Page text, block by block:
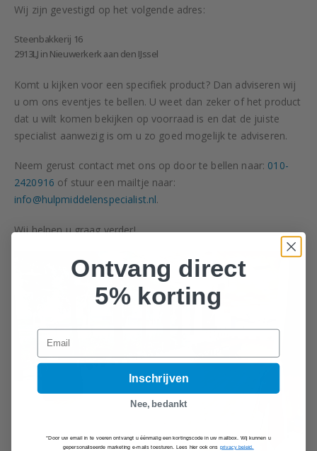
Wij zijn gevestigd op het volgende adres:
Steenbakkerij 16
2913LJ in Nieuwerkerk aan den IJssel
Komt u kijken voor een specifiek product? Dan adviseren wij
u om ons eventjes te bellen. U weet dan zeker of het product
dat u wilt komen bekijken op voorraad is en dat de juiste
specialist aanwezig is om u zo goed mogelijk te adviseren.
Neem gerust contact met ons op door te bellen naar: 010-
2420916 of stuur een mailtje naar:
info@hulpmiddelenspecialist.nl.
Wij helpen u graag verder!
Ontvang direct
5% korting
Email
Inschrijven
Nee, bedankt
*Door uw email in te voeren ontvangt u éénmalig een kortingscode in uw mailbox. Wij kunnen u
gepersonaliseerde marketing e-mails toesturen. Lees hier ook ons privacy beleid.